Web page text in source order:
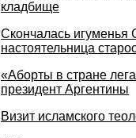
кладбище
Скончалась
настоятельница
«Аборты в стране
президент Аргентины
Визит исламского